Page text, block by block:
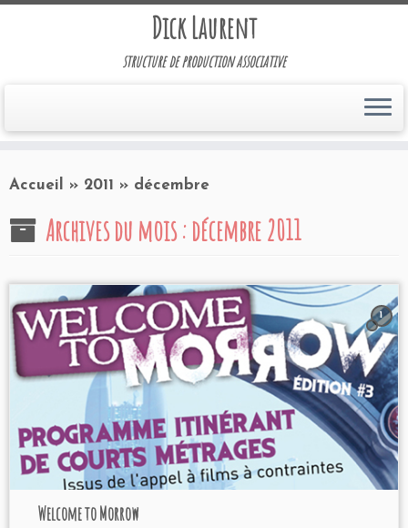
Dick Laurent
structure de production associative
Accueil » 2011 » décembre
Archives du mois :décembre 2011
1
Welcome to Morrow